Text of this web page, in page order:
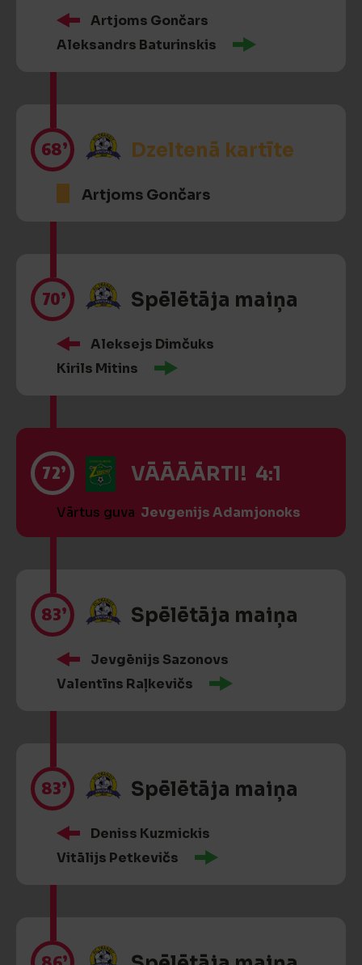
Artjoms Gončars
Aleksandrs Baturinskis
68’ Dzeltenā kartīte
Artjoms Gončars
70’ Spēlētāja maiņa
Aleksejs Dimčuks
Kirils Mitins
72’ VĀĀĀĀRTI! 4:1
Vārtus guva Jevgenijs Adamjonoks
83’ Spēlētāja maiņa
Jevgēnijs Sazonovs
Valentīns Raļkevičs
83’ Spēlētāja maiņa
Deniss Kuzmickis
Vitālijs Petkevičs